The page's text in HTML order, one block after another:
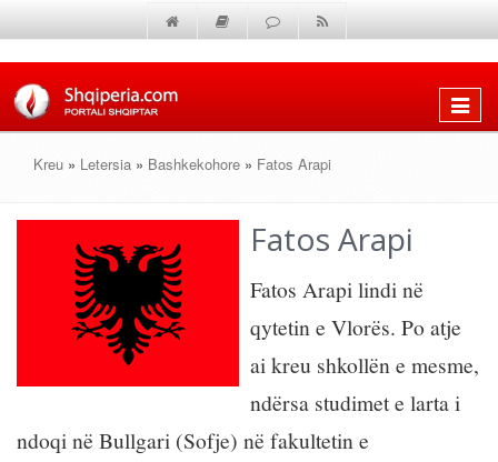
Shfaq
Kreu » Letersia » Bashkekohore » Fatos Arapi
Fatos Arapi
Fatos Arapi lindi në
qytetin e Vlorës. Po atje
ai kreu shkollën e mesme,
ndërsa studimet e larta i
ndoqi në Bullgari (Sofje) në fakultetin e